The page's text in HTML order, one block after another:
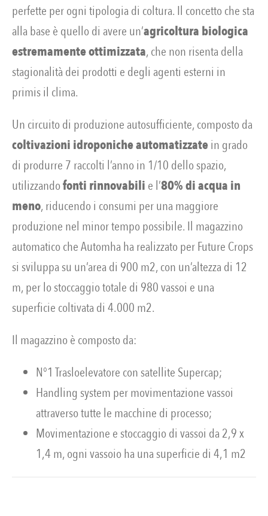
perfette per ogni tipologia di coltura. Il concetto che sta
alla base è quello di avere un’agricoltura biologica
estremamente ottimizzata, che non risenta della
stagionalità dei prodotti e degli agenti esterni in
primis il clima.
Un circuito di produzione autosufficiente, composto da
coltivazioni idroponiche automatizzatein grado
di produrre 7 raccolti l’anno in 1/10 dello spazio,
utilizzandofonti rinnovabili e l’80% di acqua in
meno, riducendo i consumi per una maggiore
produzione nel minor tempo possibile. Il magazzino
automatico che Automha ha realizzato per Future Crops
si sviluppa su un’area di 900 m2, con un’altezza di 12
m, per lo stoccaggio totale di 980 vassoi e una
superficie coltivata di 4.000 m2.
Il magazzino è composto da:
N°1 Trasloelevatore con satellite Supercap;
Handling system per movimentazione vassoi
attraverso tutte le macchine di processo;
Movimentazione e stoccaggio di vassoi da 2,9 x
1,4 m, ogni vassoio ha una superficie di 4,1 m2